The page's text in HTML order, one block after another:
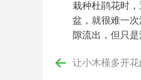
栽种杜鹃花时
盆，就很难一
隙流出，但只
让小木槿多开